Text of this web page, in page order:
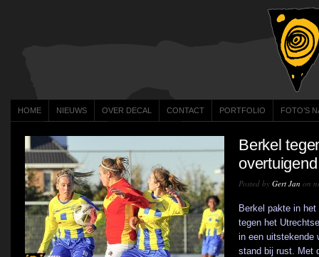
HOME NIEUWS OVER DECAL CONTACT PORTFOLIO FOTO’S
Berkel
Posted by Gert Jan on
Berkel pakte in
tegen het
in een uitstekende
stand bij rust. Met